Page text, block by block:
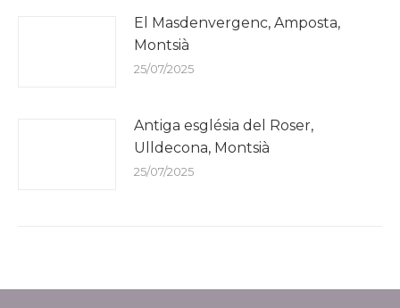
El Masdenvergenc, Amposta,
Montsià
25/07/2025
Antiga església del Roser,
Ulldecona, Montsià
25/07/2025